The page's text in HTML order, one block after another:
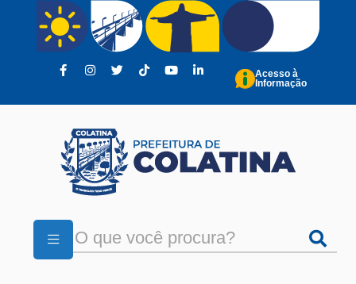
Pular para o conteúdo principal
Acesso à
Informação